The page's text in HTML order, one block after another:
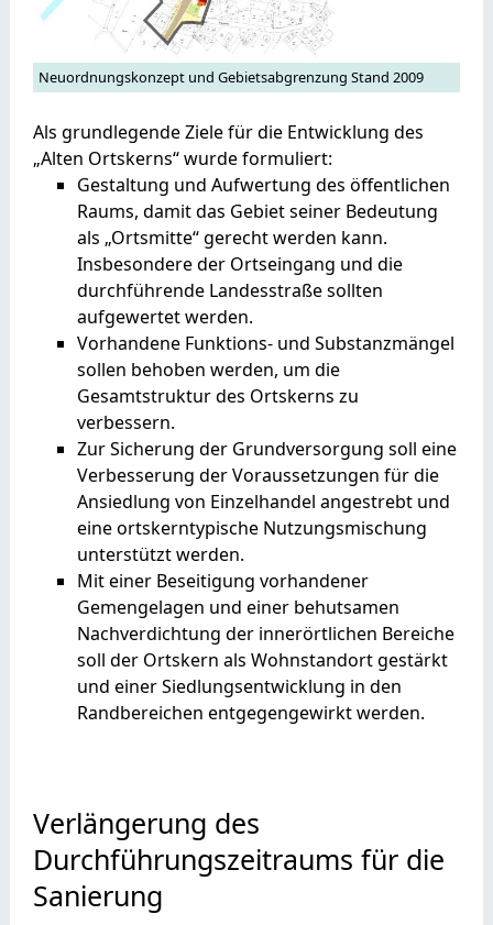
Neuordnungskonzept und Gebietsabgrenzung Stand 2009
Als grundlegende Ziele für die Entwicklung des
„Alten Ortskerns“ wurde formuliert:
Gestaltung und Aufwertung des öffentlichen
Raums, damit das Gebiet seiner Bedeutung
als „Ortsmitte“ gerecht werden kann.
Insbesondere der Ortseingang und die
durchführende Landesstraße sollten
aufgewertet werden.
Vorhandene Funktions- und Substanzmängel
sollen behoben werden, um die
Gesamtstruktur des Ortskerns zu
verbessern.
Zur Sicherung der Grundversorgung soll eine
Verbesserung der Voraussetzungen für die
Ansiedlung von Einzelhandel angestrebt und
eine ortskerntypische Nutzungsmischung
unterstützt werden.
Mit einer Beseitigung vorhandener
Gemengelagen und einer behutsamen
Nachverdichtung der innerörtlichen Bereiche
soll der Ortskern als Wohnstandort gestärkt
und einer Siedlungsentwicklung in den
Randbereichen entgegengewirkt werden.
Verlängerung des
Durchführungszeitraums für die
Sanierung